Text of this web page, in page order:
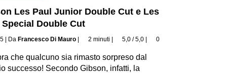
Les Paul Junior Double Cut e Les
Special Double Cut
| Da Francesco Di Mauro | 2 minuti | 5,0 / 5,0 | 0
che qualcuno sia rimasto sorpreso dal
successo! Secondo Gibson, infatti, la